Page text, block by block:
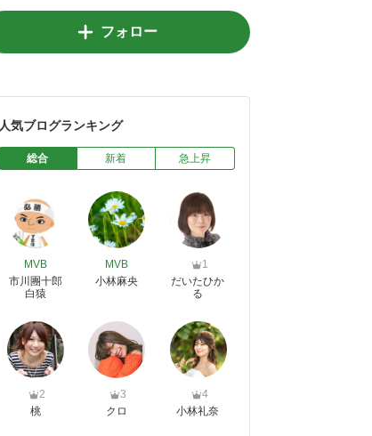
フォロー
人気ブログランキング
総合 新着 急上昇
MVB
市川團十郎
白猿
MVB
小林麻央
1
だいたひか
る
2
桃
3
クロ
4
小林礼奈